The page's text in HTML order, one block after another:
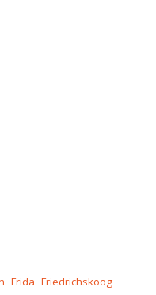
Frida Friedrichskoog